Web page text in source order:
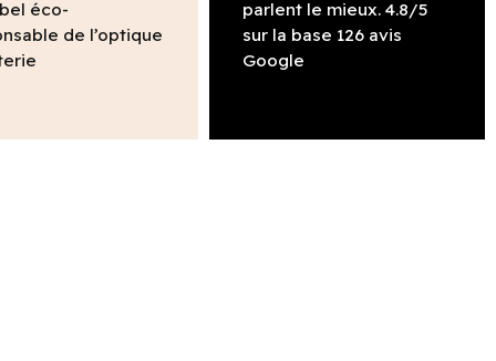
éco-
de l’optique
parlent le mieux. 4.8/5
sur la base 126 avis
Google